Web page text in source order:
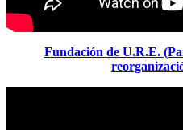
Fundación de U.R.E.